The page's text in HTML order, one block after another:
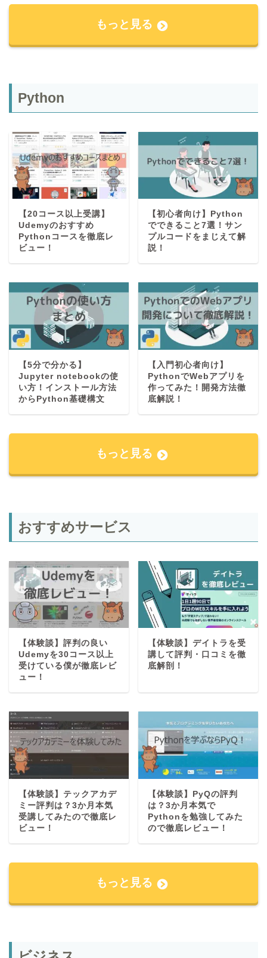
もっと見る
Python
【20コース以上受講】
Udemyのおすすめ
Pythonコースを徹底レ
ビュー！
【初心者向け】Python
でできること7選！サン
プルコードをまじえて解
説！
【5分で分かる】
Jupyter notebookの使
い方！インストール方法
からPython基礎構文
【入門初心者向け】
PythonでWebアプリを
作ってみた！開発方法徹
底解説！
もっと見る
おすすめサービス
【体験談】評判の良い
Udemyを30コース以上
受けている僕が徹底レビ
ュー！
【体験談】デイトラを受
講して評判・口コミを徹
底解剖！
【体験談】テックアカデ
ミー評判は？3か月本気
受講してみたので徹底レ
ビュー！
【体験談】PyQの評判
は？3か月本気で
Pythonを勉強してみた
ので徹底レビュー！
もっと見る